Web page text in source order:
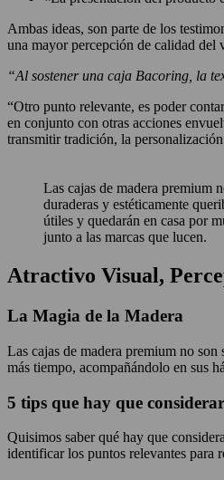
Ambas ideas, son parte de los
una mayor percepción de calidad del
“Al sostener una caja Bacoring, la
“Otro punto relevante, es poder
en conjunto con otras acciones
transmitir tradición, la
Las cajas de madera premium
duraderas y estéticamente
útiles y quedarán en casa por
junto a las marcas que lucen.
Atractivo Visual,
La Magia de la Madera
Las cajas de madera premium no
más tiempo, acompañándolo en sus
5 tips que hay que
Quisimos saber qué hay que
identificar los puntos relevantes para